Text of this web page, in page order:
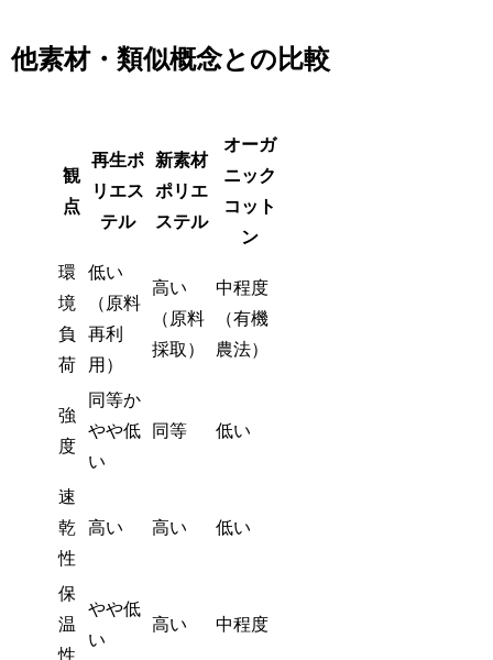
他素材・類似概念との比較
観
点
再生ポ
リエス
テル
新素材
ポリエ
ステル
オーガ
ニック
コット
ン
環
境
負
荷
低い
（原料
再利
用）
高い
（原料
採取）
中程度
（有機
農法）
強
度
同等か
やや低
い
同等 低い
速
乾
性
高い 高い 低い
保
温
性
やや低
い
高い 中程度